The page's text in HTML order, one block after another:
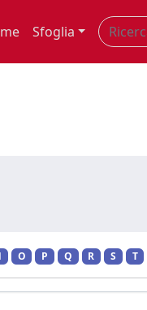
Sfoglia
O P Q R S T